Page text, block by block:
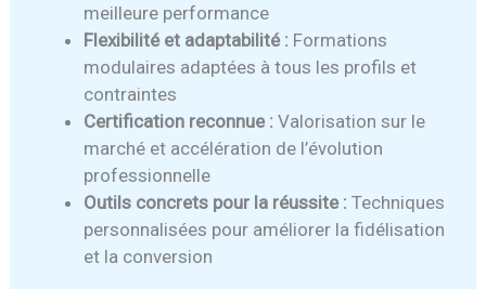
meilleure performance
Flexibilité et adaptabilité : Formations
modulaires adaptées à tous les profils et
contraintes
Certification reconnue : Valorisation sur le
marché et accélération de l’évolution
professionnelle
Outils concrets pour la réussite : Techniques
personnalisées pour améliorer la fidélisation
et la conversion